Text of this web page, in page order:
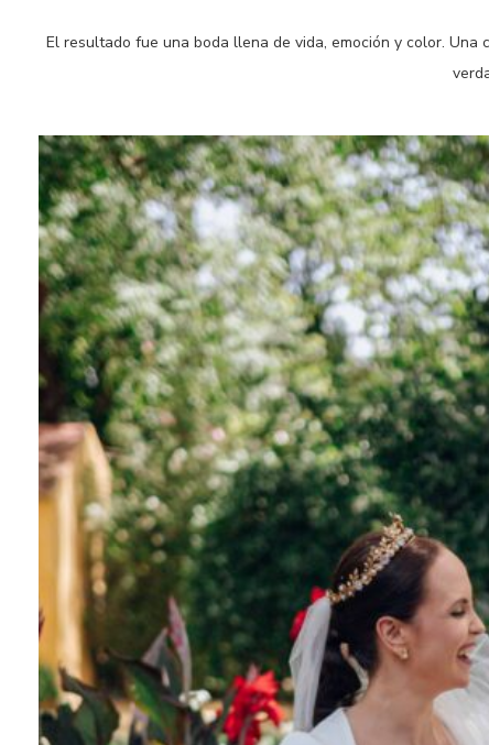
El resultado fue una boda llena de vida, emoción y color.